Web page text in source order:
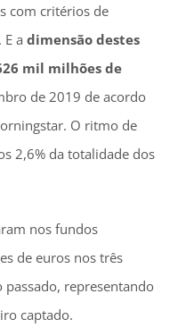
com critérios de
a dimensão destes
mil milhões de
de 2019 de acordo
O ritmo de
2,6% da totalidade dos
nos fundos
de euros nos três
representando
captado.